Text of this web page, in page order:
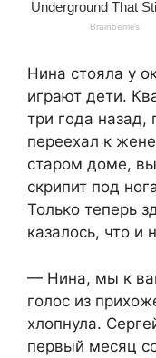
Нина стояла у
играют дети.
три года
переехал к
старом доме,
скрипит под
Только теперь
казалось, что и
— Нина, мы к
голос из
хлопнула.
первый месяц